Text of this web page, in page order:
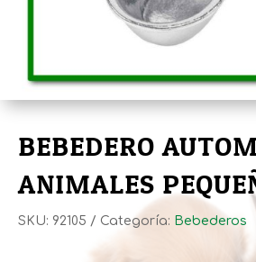
BEBEDERO
ANIMALES
SKU: 92105 Categoría: Bebederos